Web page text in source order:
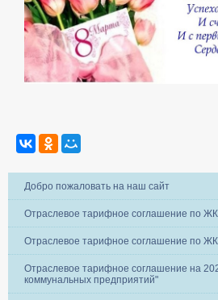
Добро пожаловать на наш сайт
Отраслевое тарифное соглашение по
Отраслевое тарифное соглашение по
Отраслевое тарифное соглашение на
коммунальных предприятий"